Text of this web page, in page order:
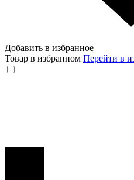
Добавить в избранное
Товар в избранном Перейти в